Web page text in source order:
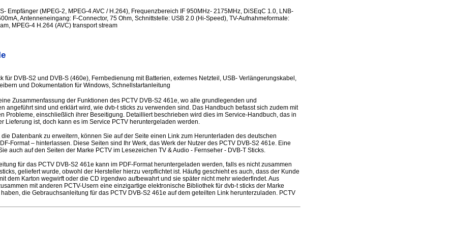
Empfänger (MPEG-2, MPEG-4 AVC / H.264), Frequenzbereich IF 950MHz- 2175MHz, DiSEqC 1.0, LNB-
Antenneneingang: F-Connector, 75 Ohm, Schnittstelle: USB 2.0 (Hi-Speed), TV-Aufnahmeformate:
MPEG-4 H.264 (AVC) transport stream
für DVB-S2 und DVB-S (460e), Fernbedienung mit Batterien, externes Netzteil, USB- Verlängerungskabel,
und Dokumentation für Windows, Schnellstartanleitung
Zusammenfassung der Funktionen des PCTV DVB-S2 461e, wo alle grundlegenden und
angeführt sind und erklärt wird, wie dvb-t sticks zu verwenden sind. Das Handbuch befasst sich zudem mit
Probleme, einschließlich ihrer Beseitigung. Detailliert beschrieben wird dies im Service-Handbuch, das in
Lieferung ist, doch kann es im Service PCTV heruntergeladen werden.
Datenbank zu erweitern, können Sie auf der Seite einen Link zum Herunterladen des deutschen
Format – hinterlassen. Diese Seiten sind Ihr Werk, das Werk der Nutzer des PCTV DVB-S2 461e. Eine
auch auf den Seiten der Marke PCTV im Lesezeichen TV & Audio - Fernseher - DVB-T Sticks.
für das PCTV DVB-S2 461e kann im PDF-Format heruntergeladen werden, falls es nicht zusammen
geliefert wurde, obwohl der Hersteller hierzu verpflichtet ist. Häufig geschieht es auch, dass der Kunde
dem Karton wegwirft oder die CD irgendwo aufbewahrt und sie später nicht mehr wiederfindet. Aus
mit anderen PCTV-Usern eine einzigartige elektronische Bibliothek für dvb-t sticks der Marke
die Gebrauchsanleitung für das PCTV DVB-S2 461e auf dem geteilten Link herunterzuladen. PCTV